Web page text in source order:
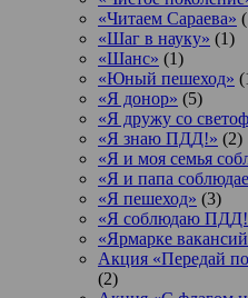
«Читаем Сараева»
«Шаг в науку» (1)
«Шанс» (1)
«Юный пешеход»
«Я донор» (5)
«Я дружу со
«Я знаю ПДД!» (2)
«Я и моя семья
«Я и папа
«Я пешеход» (3)
«Я соблюдаю
«Ярмарке
Акция «Передай
(2)